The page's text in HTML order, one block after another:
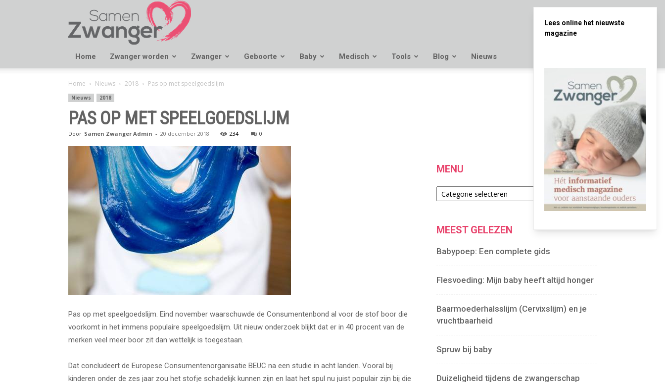
Samen
Zwanger
Home Zwanger worden Zwanger Geboorte Baby Medisch Tools Blog Nieuws
Home Nieuws 2018 Pas op met speelgoedslijm
Nieuws 2018
PAS OP MET SPEELGOEDSLIJM
Door Samen Zwanger Admin - 20 december 2018 234 0
Pas op met speelgoedslijm. Eind november waarschuwde de Consumentenbond al voor de stof boor die
voorkomt in het immens populaire speelgoedslijm. Uit nieuw onderzoek blijkt dat er in 40 procent van de
merken veel meer boor zit dan wettelijk is toegestaan.
Dat concludeert de Europese Consumentenorganisatie BEUC na een studie in acht landen. Vooral bij
kinderen onder de zes jaar zou het stofje schadelijk kunnen zijn en laat het spul nu juist populair zijn bij die
MENU
Menu
MEEST GELEZEN
Babypoep: Een complete gids
Flesvoeding: Mijn baby heeft altijd honger
Baarmoederhalsslijm (Cervixslijm) en je
vruchtbaarheid
Spruw bij baby
Duizeligheid tijdens de zwangerschap
Lees online het nieuwste
magazine